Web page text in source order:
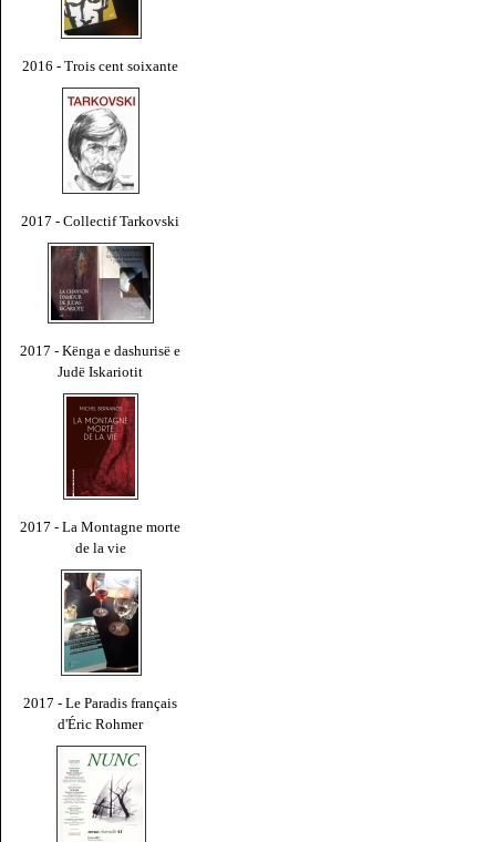
2016 - Trois cent soixante
2017 - Collectif Tarkovski
2017 - Kënga e dashurisë e
Judë Iskariotit
2017 - La Montagne morte
de la vie
2017 - Le Paradis français
d'Éric Rohmer